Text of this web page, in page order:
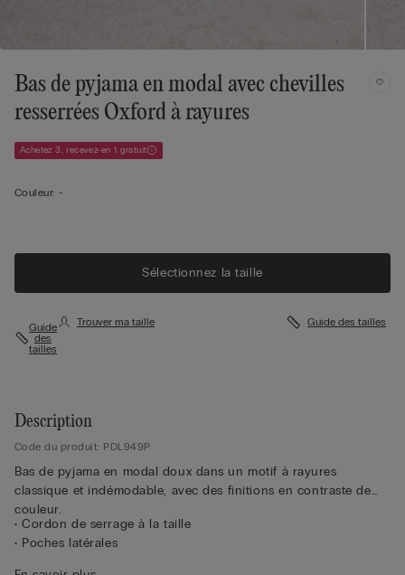
Bas de pyjama en modal avec chevilles
resserrées Oxford à rayures
Achetez 3, recevez-en 1 gratuit
Couleur: -
Sélectionnez la taille
Guide
des
tailles
Trouver ma taille Guide des tailles
Description
Code du produit: PDL949P
Bas de pyjama en modal doux dans un motif à rayures
classique et indémodable, avec des finitions en contraste de
couleur.
• Cordon de serrage à la taille
• Poches latérales